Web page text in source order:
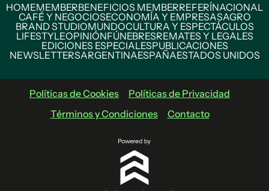
HOMEMEMBERBENEFICIOS MEMBERREFERÍNACIONAL
CAFÉ Y NEGOCIOSECONOMÍA Y EMPRESASAGRO
BRAND STUDIOMUNDOCULTURA Y ESPECTÁCULOS
LIFESTYLEOPINIÓNFÚNEBRESREMATES Y LEGALES
EDICIONES ESPECIALESPUBLICACIONES
NEWSLETTERSARGENTINAESPAÑAESTADOS UNIDOS
Políticas de Cookies
Políticas de Privacidad
Términos y Condiciones
Contacto